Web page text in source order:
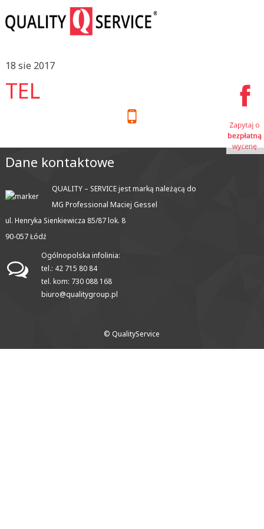
18 sie 2017
TEL
Dane kontaktowe
QUALITY – SERVICE jest marką należącą do
MG Professional Maciej Gessel
ul. Henryka Sienkiewicza 85/87 lok. 8
90-057 Łódź
Ogólnopolska infolinia:
tel.: 42 715 80 84
tel. kom: 730 088 168
biuro@qualitygroup.pl
© QualityService